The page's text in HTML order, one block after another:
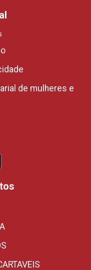
de mulheres e